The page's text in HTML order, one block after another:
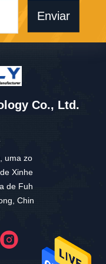
Enviar
Co., Ltd.
uma zo
Xinhe
de Fuh
Chin